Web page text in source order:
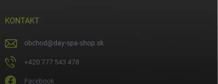
KONTAKT
obchod@day-spa-shop.sk
+420 777 543 478
Facebook